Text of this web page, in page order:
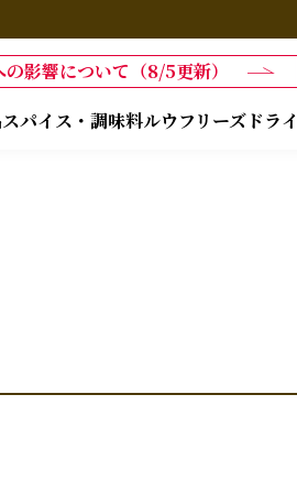
影響について（8/5更新）
スパイス・調味料ルウフリーズドライ